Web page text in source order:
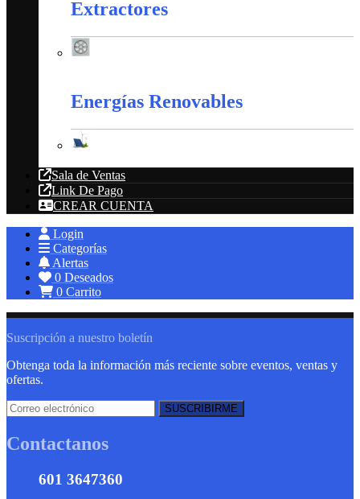
Extractores
Energías Renovables
Sala de Ventas
Link De Pago
CREAR CUENTA
Login
Categorías
Alertas
0 Deseados
0 Carrito
Suscripción a nuestro boletín
Obtenga toda la información más reciente sobre eventos, ventas y
ofertas.
Contactanos
601 3647360